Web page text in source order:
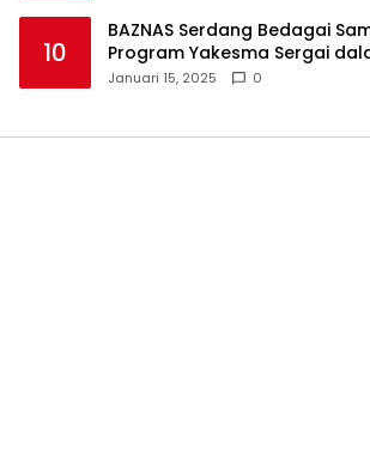
10
BAZNAS Serdang Bedagai
Program Yakesma Sergai
Perkenalan Pengurus Baru
Januari 15, 2025 0